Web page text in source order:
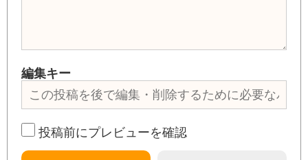
編集キー
投稿前にプレビューを確認